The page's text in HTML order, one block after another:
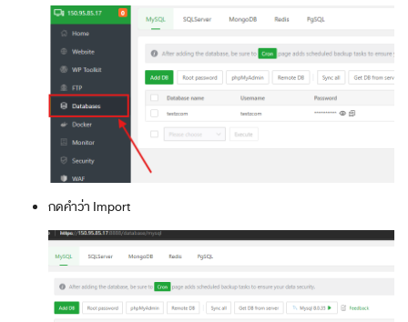
กดคำว่า Import